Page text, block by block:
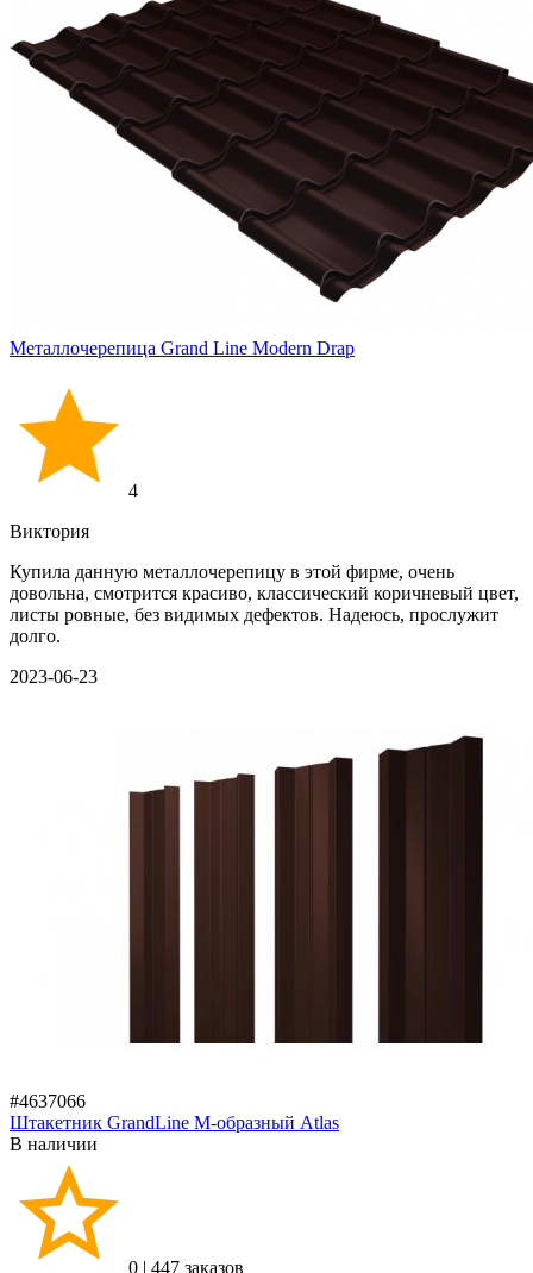
Металлочерепица Grand Line Modern Drap
4
Виктория
Купила данную металлочерепицу в этой фирме, очень
довольна, смотрится красиво, классический коричневый цвет,
листы ровные, без видимых дефектов. Надеюсь, прослужит
долго.
2023-06-23
#4637066
Штакетник GrandLine M-образный Atlas
В наличии
0 | 447 заказов